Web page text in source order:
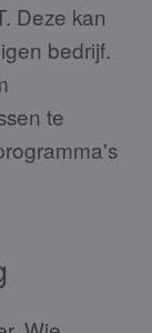
Deze kan
bedrijf.
te